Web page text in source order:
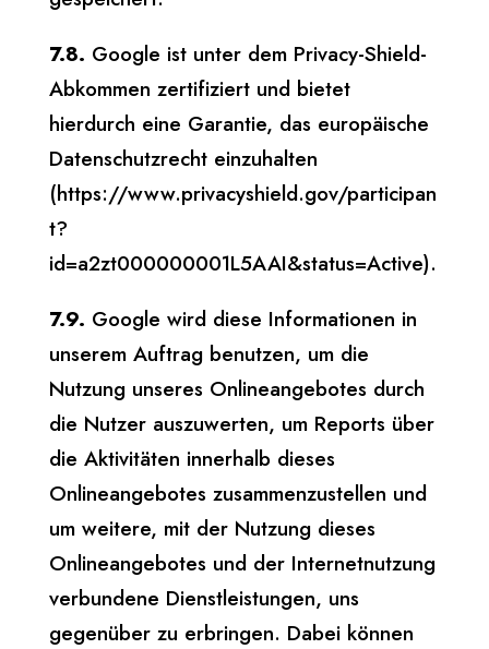
7.8. Google ist unter dem Privacy-Shield-
Abkommen zertifiziert und bietet
hierdurch eine Garantie, das europäische
Datenschutzrecht einzuhalten
(https://www.privacyshield.gov/participan
t?
id=a2zt000000001L5AAI&status=Active).
7.9. Google wird diese Informationen in
unserem Auftrag benutzen, um die
Nutzung unseres Onlineangebotes durch
die Nutzer auszuwerten, um Reports über
die Aktivitäten innerhalb dieses
Onlineangebotes zusammenzustellen und
um weitere, mit der Nutzung dieses
Onlineangebotes und der Internetnutzung
verbundene Dienstleistungen, uns
gegenüber zu erbringen. Dabei können